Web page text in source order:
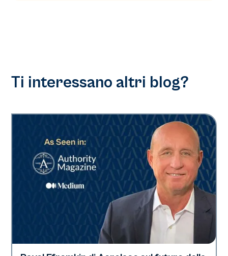
Ti interessano altri blog?